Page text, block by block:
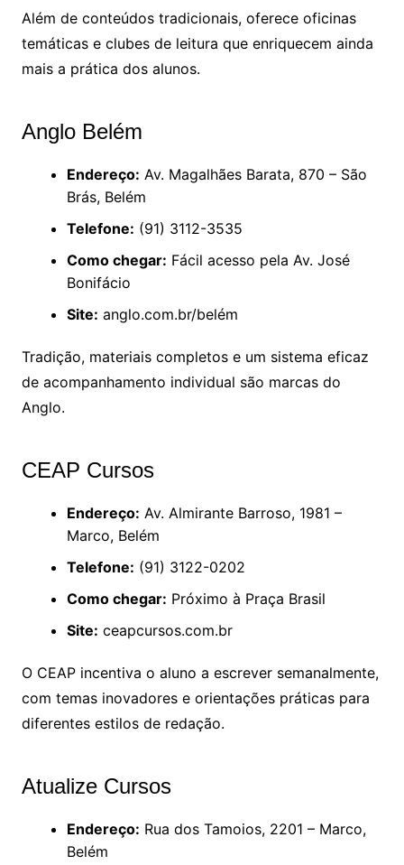
Além de conteúdos tradicionais, oferece oficinas
temáticas e clubes de leitura que enriquecem ainda
mais a prática dos alunos.
Anglo Belém
Endereço: Av. Magalhães Barata, 870 – São
Brás, Belém
Telefone: (91) 3112-3535
Como chegar: Fácil acesso pela Av. José
Bonifácio
Site: anglo.com.br/belém
Tradição, materiais completos e um sistema eficaz
de acompanhamento individual são marcas do
Anglo.
CEAP Cursos
Endereço: Av. Almirante Barroso, 1981 –
Marco, Belém
Telefone: (91) 3122-0202
Como chegar: Próximo à Praça Brasil
Site: ceapcursos.com.br
O CEAP incentiva o aluno a escrever semanalmente,
com temas inovadores e orientações práticas para
diferentes estilos de redação.
Atualize Cursos
Endereço: Rua dos Tamoios, 2201 – Marco,
Belém